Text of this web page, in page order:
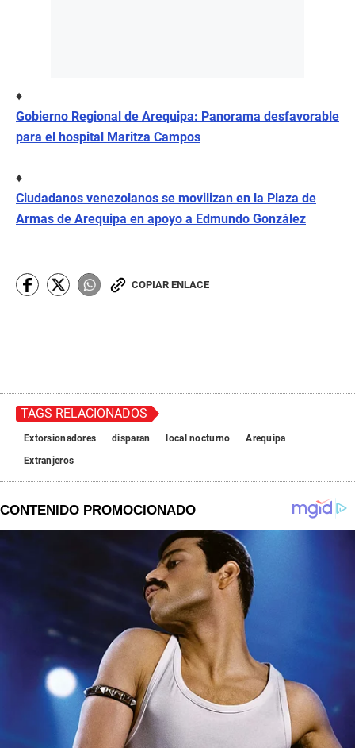
♦
Gobierno Regional de Arequipa: Panorama desfavorable
para el hospital Maritza Campos
♦
Ciudadanos venezolanos se movilizan en la Plaza de
Armas de Arequipa en apoyo a Edmundo González
COPIAR ENLACE
TAGS RELACIONADOS
Extorsionadores disparan local nocturno
Arequipa
Extranjeros